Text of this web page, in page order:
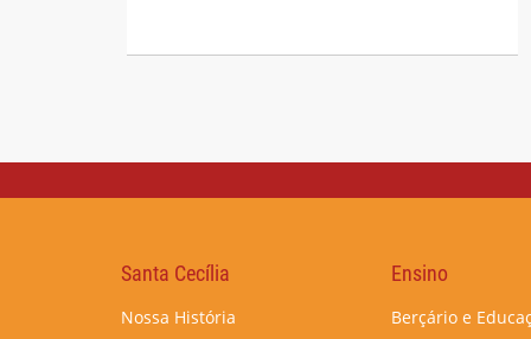
Santa Cecília
Nossa História
Ensino
Berçário e